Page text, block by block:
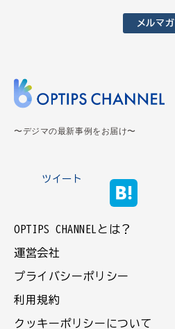
メルマガ
〜デジマの最新事例をお届け〜
ツイート
OPTIPS CHANNELとは？
運営会社
プライバシーポリシー
利用規約
クッキーポリシーについて